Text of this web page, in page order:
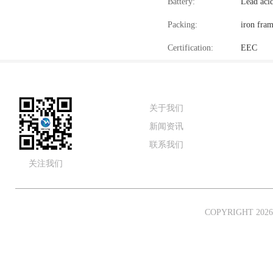
Packing: iron
Certification: EEC
关注我们
关于我们
新闻资讯
联系我们
COPYRIGHT